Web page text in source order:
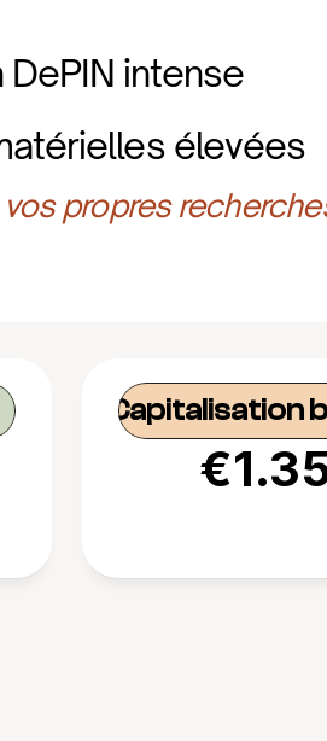
intense
élevées
propres
Capitalisation